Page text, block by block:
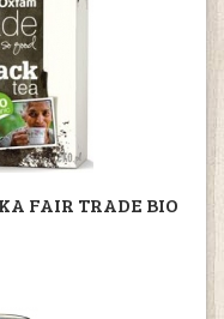
FAIR TRADE BIO